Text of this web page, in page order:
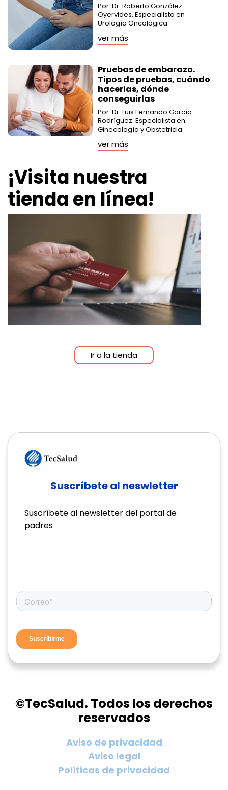
Por: Dr. Roberto González
Oyervides. Especialista en
Urología Oncológica.
ver más
Pruebas de embarazo.
Tipos de pruebas, cuándo
hacerlas, dónde
conseguirlas
Por: Dr. Luis Fernando García
Rodríguez. Especialista en
Ginecología y Obstetricia.
ver más
¡Visita nuestra
tienda en línea!
Ir a la tienda
Suscríbete al neswletter
Suscríbete al newsletter del portal de
padres
©TecSalud. Todos los derechos
reservados
Aviso de privacidad
Aviso legal
Políticas de privacidad